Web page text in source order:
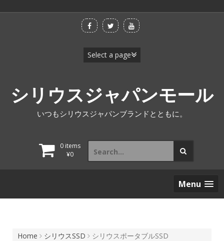
シリウスジャパンモール
いつもシリウスジャパンブランドとともに。
0 items
¥0
Search
for:
Menu
Home シリウスSSD シリウスポータブルSSD